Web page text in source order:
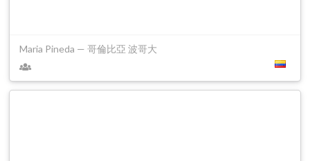
Maria Pineda — 哥倫比亞 波哥大